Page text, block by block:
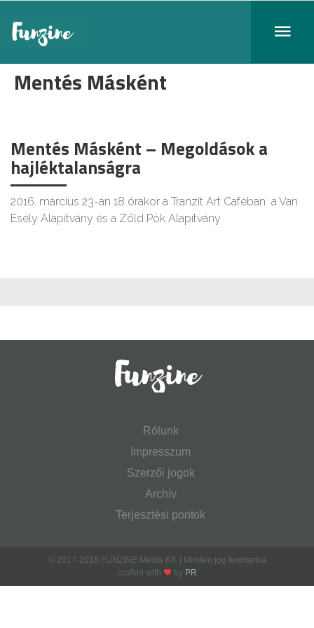
Mentés Másként
Mentés Másként – Megoldások a
hajléktalanságra
2016. március 23-án 18 órakor a Tranzit Art Caféban a Van
Esély Alapítvány és a Zöld Pók Alapítvány
Rólunk
Impresszum
Szerzői jogok
Archív
Terjesztési pontok
© 2017-2018 FUNZINE Média Kft. | Minden jog fenntartva
crafted with
by PR